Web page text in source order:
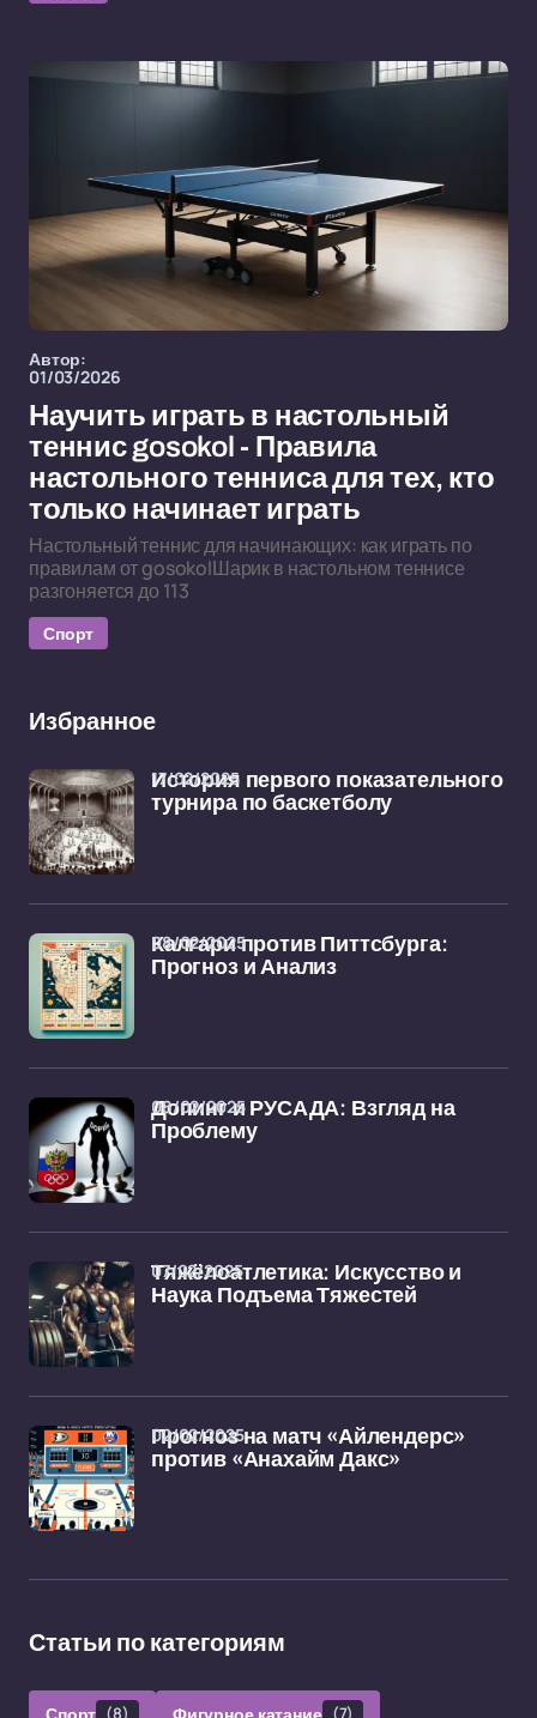
Автор:
01/03/2026
Научить играть в настольный
теннис gosokol - Правила
настольного тенниса для тех, кто
только начинает играть
Настольный теннис для начинающих: как играть по
правилам от gosokolШарик в настольном теннисе
разгоняется до 113
Спорт
Избранное
История первого показательного
турнира по баскетболу
17/02/2025
Калгари против Питтсбурга:
Прогноз и Анализ
08/02/2025
Допинг и РУСАДА: Взгляд на
Проблему
08/02/2025
Тяжёлоатлетика: Искусство и
Наука Подъема Тяжестей
07/02/2025
Прогноз на матч «Айлендерс»
против «Анахайм Дакс»
02/02/2025
Статьи по категориям
(8) (7)